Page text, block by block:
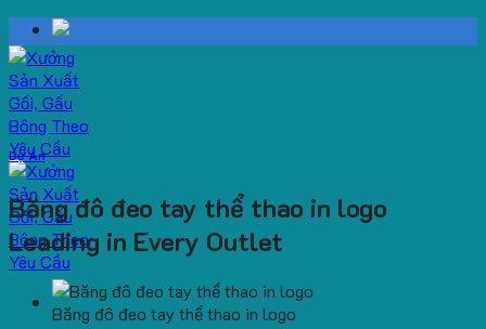
Skip
to
content
Dự Án
Băng đô đeo tay thể thao in logo
Leading in Every Outlet
Băng đô đeo tay thể thao in logo